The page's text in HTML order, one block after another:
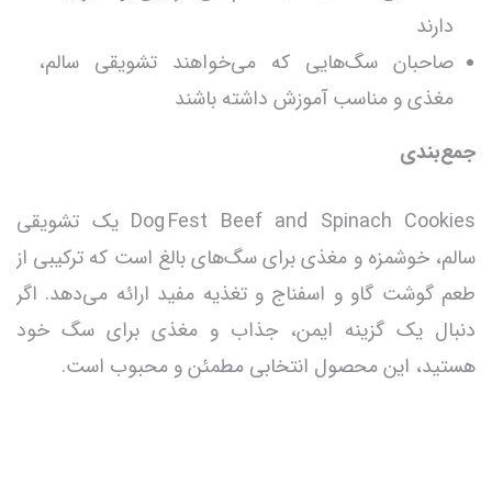
دارند
صاحبان سگ‌هایی که می‌خواهند تشویقی سالم،
مغذی و مناسب آموزش داشته باشند
جمع‌بندی
Dog Fest Beef and Spinach Cookies یک تشویقی
سالم، خوشمزه و مغذی برای سگ‌های بالغ است که ترکیبی از
طعم گوشت گاو و اسفناج و تغذیه مفید ارائه می‌دهد. اگر
دنبال یک گزینه ایمن، جذاب و مغذی برای سگ خود
هستید، این محصول انتخابی مطمئن و محبوب است.